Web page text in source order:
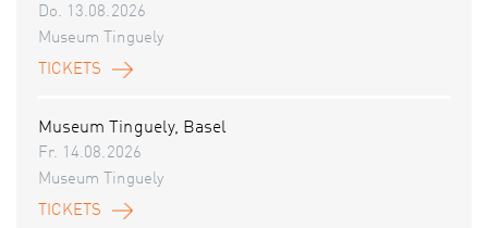
Do. 13.08.2026
Museum Tinguely
TICKETS
Museum Tinguely, Basel
Fr. 14.08.2026
Museum Tinguely
TICKETS